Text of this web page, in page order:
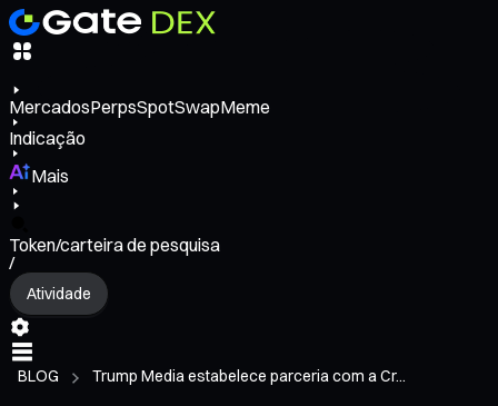
MercadosPerpsSpotSwapMeme
Indicação
Mais
Token/carteira de pesquisa
/
Atividade
BLOG Trump Media estabelece parceria com a Cr...